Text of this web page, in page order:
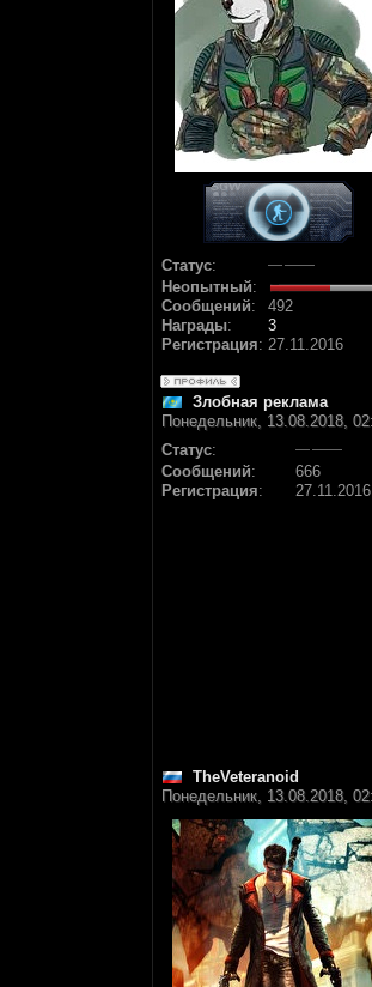
Статус:
Неопытный:
Сообщений:
492
Награды:
3
Регистрация: 27.11.2016
Злобная реклама
Понедельник, 13.08.2018,
Статус:
Сообщений:
666
Регистрация: 27.11.2016
TheVeteranoid
Понедельник, 13.08.2018,